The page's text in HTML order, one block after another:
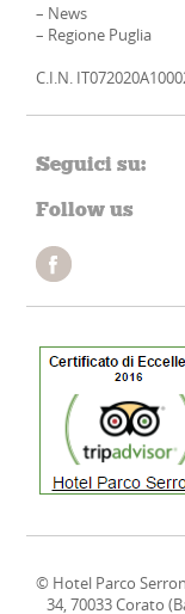
– News
– Regione Puglia
C.I.N.
Seguici su:
Follow us
© Hotel Parco
34, 70033 Corato